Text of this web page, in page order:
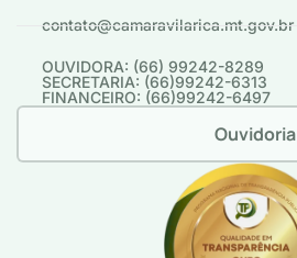
contato@camaravilarica.mt.gov.br
OUVIDORA: (66) 99242-8289
SECRETARIA: (66)99242-6313
FINANCEIRO: (66)99242-6497
Ouvidoria